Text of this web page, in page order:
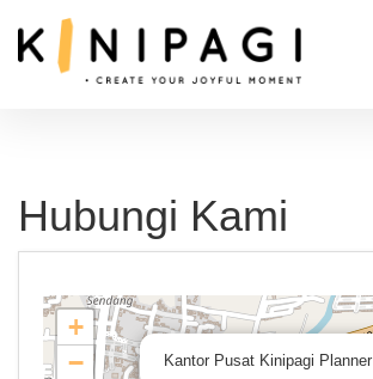
Hubungi Kami
Kantor Pusat Kinipagi Planner
+
−